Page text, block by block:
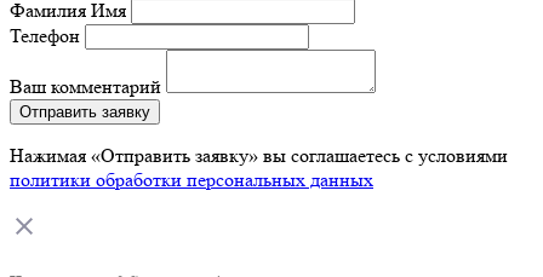
Фамилия Имя
Телефон
Ваш комментарий
Отправить заявку
Нажимая «Отправить заявку» вы соглашаетесь с условиями
политики обработки персональных данных